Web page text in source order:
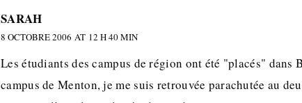
SARAH
8 OCTOBRE 2006 AT 12 H 40 MIN
Les étudiants des campus de région ont été "placés" dans
campus de Menton, je me suis retrouvée parachutée au